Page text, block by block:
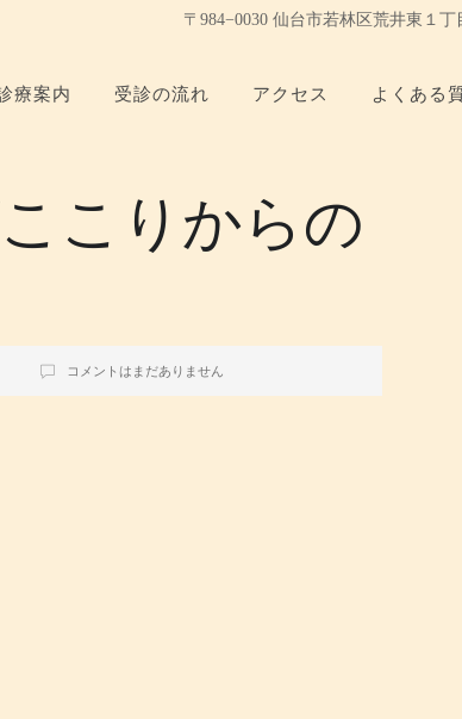
〒984−0030 仙台市若林区荒井東
療案内 受診の流れ アクセス よくある
こりからの
コメントはまだありません